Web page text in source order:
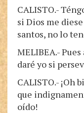
CALISTO.-
si Dios me
santos, no lo
MELIBEA.-
daré yo si
CALISTO.- ¡Oh
que
oído!